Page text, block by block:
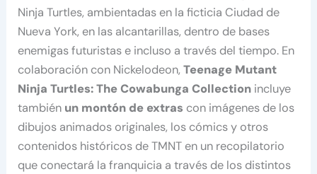
Ninja Turtles, ambientadas en la ficticia Ciudad de
Nueva York, en las alcantarillas, dentro de bases
enemigas futuristas e incluso a través del tiempo. En
colaboración con Nickelodeon,Teenage Mutant
Ninja Turtles: The Cowabunga Collection incluye
también un montón de extras con imágenes de los
dibujos animados originales, los cómics y otros
contenidos históricos de TMNT en un recopilatorio
que conectará la franquicia a través de los distintos